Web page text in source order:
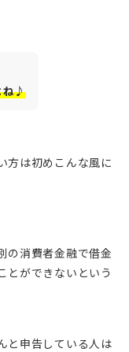
ね♪
方は初めこんな風に
の消費者金融で借金
とができないという
と申告している人は